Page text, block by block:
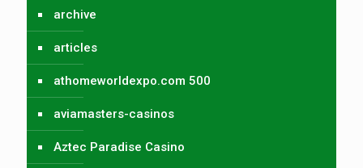
archive
articles
athomeworldexpo.com 500
aviamasters-casinos
Aztec Paradise Casino